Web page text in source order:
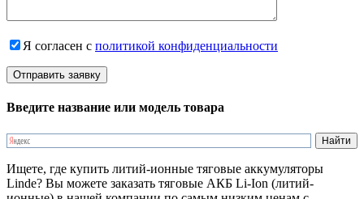
Я согласен с политикой конфиденциальности
Введите название или модель товара
Ищете, где купить литий-ионные тяговые аккумуляторы
Linde? Вы можете заказать тяговые АКБ Li-Ion (литий-